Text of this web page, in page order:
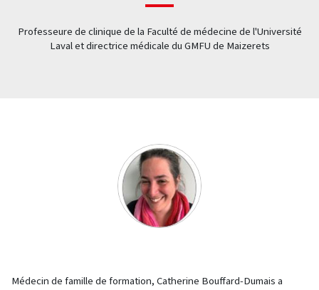
Professeure de clinique de la Faculté de médecine de l'Université
Laval et directrice médicale du GMFU de Maizerets
Médecin de famille de formation, Catherine Bouffard-Dumais a